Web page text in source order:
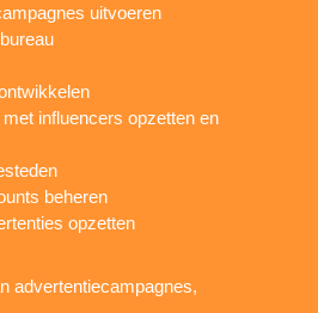
uitvoeren
influencers opzetten en
beheren
opzetten
advertentiecampagnes,